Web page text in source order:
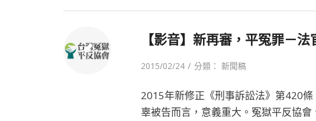
【影音】新再審，平冤罪－
2015/02/24 / 分類： 新聞稿
2015年新修正《刑事訴訟法》第420
辜被告而言，意義重大。冤獄平反協